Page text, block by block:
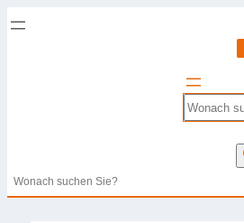
Search
Search